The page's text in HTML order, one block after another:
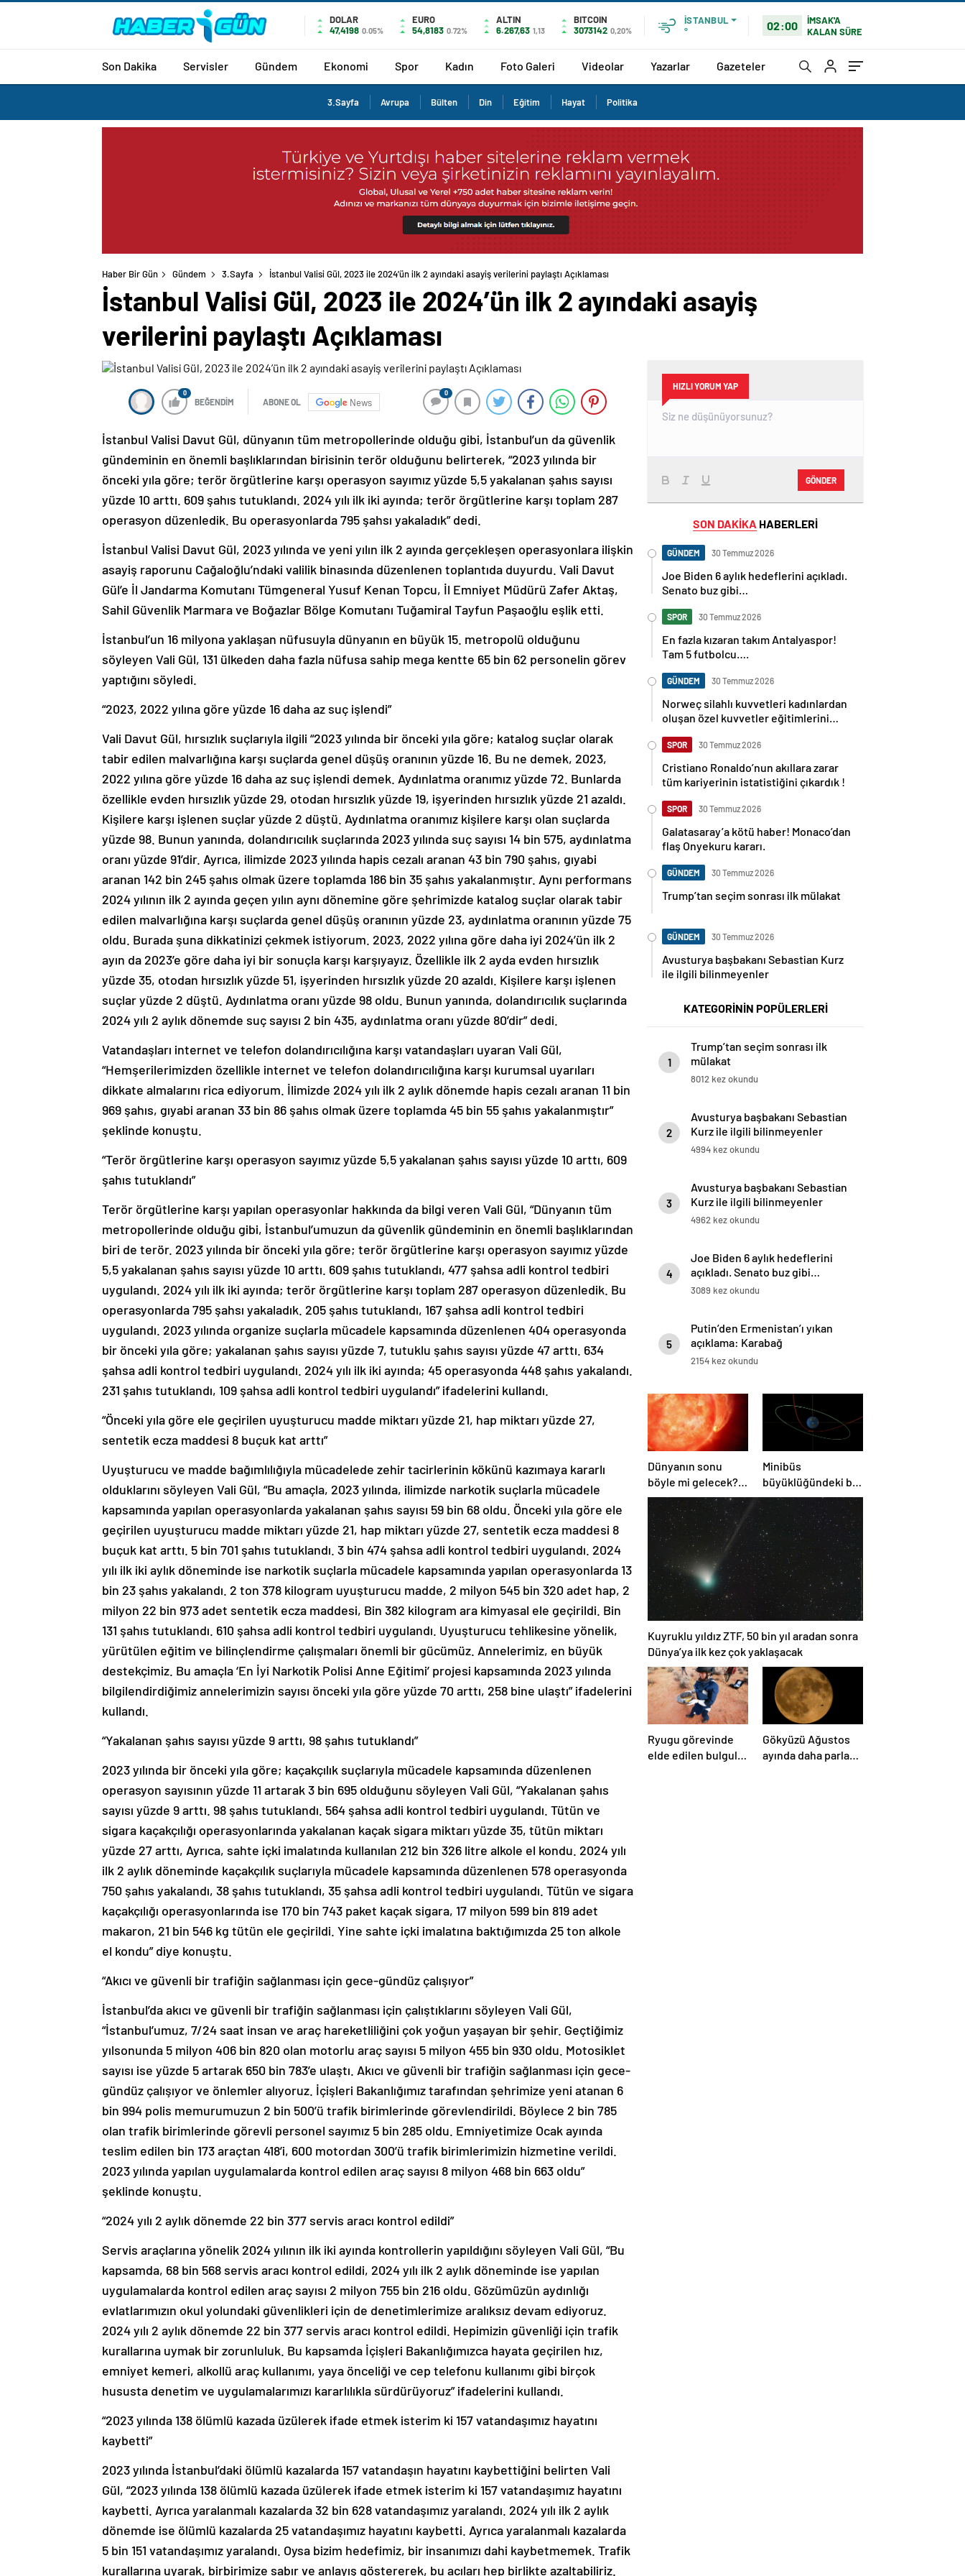
DOLAR
47,4198 0.05%
EURO
54,8183 0.72%
ALTIN
6.267,63 1,13
BITCOIN
3073142 0,20%
İSTANBUL
°
02:00
İMSAK'A
KALAN SÜRE
Son Dakika Servisler Gündem Ekonomi Spor Kadın Foto Galeri Videolar Yazarlar Gazeteler
3.Sayfa Avrupa Bülten Din Eğitim Hayat Politika
Haber Bir Gün Gündem 3.Sayfa İstanbul Valisi Gül, 2023 ile 2024’ün ilk 2 ayındaki asayiş verilerini paylaştı Açıklaması
İstanbul Valisi Gül, 2023 ile 2024’ün ilk 2 ayındaki asayiş
verilerini paylaştı Açıklaması
0
BEĞENDİM ABONE OL News
0
İstanbul Valisi Davut Gül, dünyanın tüm metropollerinde olduğu gibi, İstanbul’un da güvenlik
gündeminin en önemli başlıklarından birisinin terör olduğunu belirterek, “2023 yılında bir
önceki yıla göre; terör örgütlerine karşı operasyon sayımız yüzde 5,5 yakalanan şahıs sayısı
yüzde 10 arttı. 609 şahıs tutuklandı. 2024 yılı ilk iki ayında; terör örgütlerine karşı toplam 287
operasyon düzenledik. Bu operasyonlarda 795 şahsı yakaladık” dedi.
İstanbul Valisi Davut Gül, 2023 yılında ve yeni yılın ilk 2 ayında gerçekleşen operasyonlara ilişkin
asayiş raporunu Cağaloğlu’ndaki valilik binasında düzenlenen toplantıda duyurdu. Vali Davut
Gül’e İl Jandarma Komutanı Tümgeneral Yusuf Kenan Topcu, İl Emniyet Müdürü Zafer Aktaş,
Sahil Güvenlik Marmara ve Boğazlar Bölge Komutanı Tuğamiral Tayfun Paşaoğlu eşlik etti.
İstanbul’un 16 milyona yaklaşan nüfusuyla dünyanın en büyük 15. metropolü olduğunu
söyleyen Vali Gül, 131 ülkeden daha fazla nüfusa sahip mega kentte 65 bin 62 personelin görev
yaptığını söyledi.
“2023, 2022 yılına göre yüzde 16 daha az suç işlendi”
Vali Davut Gül, hırsızlık suçlarıyla ilgili “2023 yılında bir önceki yıla göre; katalog suçlar olarak
tabir edilen malvarlığına karşı suçlarda genel düşüş oranının yüzde 16. Bu ne demek, 2023,
2022 yılına göre yüzde 16 daha az suç işlendi demek. Aydınlatma oranımız yüzde 72. Bunlarda
özellikle evden hırsızlık yüzde 29, otodan hırsızlık yüzde 19, işyerinden hırsızlık yüzde 21 azaldı.
Kişilere karşı işlenen suçlar yüzde 2 düştü. Aydınlatma oranımız kişilere karşı olan suçlarda
yüzde 98. Bunun yanında, dolandırıcılık suçlarında 2023 yılında suç sayısı 14 bin 575, aydınlatma
oranı yüzde 91’dir. Ayrıca, ilimizde 2023 yılında hapis cezalı aranan 43 bin 790 şahıs, gıyabi
aranan 142 bin 245 şahıs olmak üzere toplamda 186 bin 35 şahıs yakalanmıştır. Aynı performans
2024 yılının ilk 2 ayında geçen yılın aynı dönemine göre şehrimizde katalog suçlar olarak tabir
edilen malvarlığına karşı suçlarda genel düşüş oranının yüzde 23, aydınlatma oranının yüzde 75
oldu. Burada şuna dikkatinizi çekmek istiyorum. 2023, 2022 yılına göre daha iyi 2024’ün ilk 2
ayın da 2023’e göre daha iyi bir sonuçla karşı karşıyayız. Özellikle ilk 2 ayda evden hırsızlık
yüzde 35, otodan hırsızlık yüzde 51, işyerinden hırsızlık yüzde 20 azaldı. Kişilere karşı işlenen
suçlar yüzde 2 düştü. Aydınlatma oranı yüzde 98 oldu. Bunun yanında, dolandırıcılık suçlarında
2024 yılı 2 aylık dönemde suç sayısı 2 bin 435, aydınlatma oranı yüzde 80’dir” dedi.
Vatandaşları internet ve telefon dolandırıcılığına karşı vatandaşları uyaran Vali Gül,
“Hemşerilerimizden özellikle internet ve telefon dolandırıcılığına karşı kurumsal uyarıları
dikkate almalarını rica ediyorum. İlimizde 2024 yılı ilk 2 aylık dönemde hapis cezalı aranan 11 bin
969 şahıs, gıyabi aranan 33 bin 86 şahıs olmak üzere toplamda 45 bin 55 şahıs yakalanmıştır”
şeklinde konuştu.
“Terör örgütlerine karşı operasyon sayımız yüzde 5,5 yakalanan şahıs sayısı yüzde 10 arttı, 609
şahıs tutuklandı”
Terör örgütlerine karşı yapılan operasyonlar hakkında da bilgi veren Vali Gül, “Dünyanın tüm
metropollerinde olduğu gibi, İstanbul’umuzun da güvenlik gündeminin en önemli başlıklarından
biri de terör. 2023 yılında bir önceki yıla göre; terör örgütlerine karşı operasyon sayımız yüzde
5,5 yakalanan şahıs sayısı yüzde 10 arttı. 609 şahıs tutuklandı, 477 şahsa adli kontrol tedbiri
uygulandı. 2024 yılı ilk iki ayında; terör örgütlerine karşı toplam 287 operasyon düzenledik. Bu
operasyonlarda 795 şahsı yakaladık. 205 şahıs tutuklandı, 167 şahsa adli kontrol tedbiri
uygulandı. 2023 yılında organize suçlarla mücadele kapsamında düzenlenen 404 operasyonda
bir önceki yıla göre; yakalanan şahıs sayısı yüzde 7, tutuklu şahıs sayısı yüzde 47 arttı. 634
şahsa adli kontrol tedbiri uygulandı. 2024 yılı ilk iki ayında; 45 operasyonda 448 şahıs yakalandı.
231 şahıs tutuklandı, 109 şahsa adli kontrol tedbiri uygulandı” ifadelerini kullandı.
“Önceki yıla göre ele geçirilen uyuşturucu madde miktarı yüzde 21, hap miktarı yüzde 27,
sentetik ecza maddesi 8 buçuk kat arttı”
Uyuşturucu ve madde bağımlılığıyla mücadelede zehir tacirlerinin kökünü kazımaya kararlı
olduklarını söyleyen Vali Gül, “Bu amaçla, 2023 yılında, ilimizde narkotik suçlarla mücadele
kapsamında yapılan operasyonlarda yakalanan şahıs sayısı 59 bin 68 oldu. Önceki yıla göre ele
geçirilen uyuşturucu madde miktarı yüzde 21, hap miktarı yüzde 27, sentetik ecza maddesi 8
buçuk kat arttı. 5 bin 701 şahıs tutuklandı. 3 bin 474 şahsa adli kontrol tedbiri uygulandı. 2024
yılı ilk iki aylık döneminde ise narkotik suçlarla mücadele kapsamında yapılan operasyonlarda 13
bin 23 şahıs yakalandı. 2 ton 378 kilogram uyuşturucu madde, 2 milyon 545 bin 320 adet hap, 2
milyon 22 bin 973 adet sentetik ecza maddesi, Bin 382 kilogram ara kimyasal ele geçirildi. Bin
131 şahıs tutuklandı. 610 şahsa adli kontrol tedbiri uygulandı. Uyuşturucu tehlikesine yönelik,
yürütülen eğitim ve bilinçlendirme çalışmaları önemli bir gücümüz. Annelerimiz, en büyük
destekçimiz. Bu amaçla ‘En İyi Narkotik Polisi Anne Eğitimi’ projesi kapsamında 2023 yılında
bilgilendirdiğimiz annelerimizin sayısı önceki yıla göre yüzde 70 arttı, 258 bine ulaştı” ifadelerini
kullandı.
“Yakalanan şahıs sayısı yüzde 9 arttı, 98 şahıs tutuklandı”
2023 yılında bir önceki yıla göre; kaçakçılık suçlarıyla mücadele kapsamında düzenlenen
operasyon sayısının yüzde 11 artarak 3 bin 695 olduğunu söyleyen Vali Gül, “Yakalanan şahıs
sayısı yüzde 9 arttı. 98 şahıs tutuklandı. 564 şahsa adli kontrol tedbiri uygulandı. Tütün ve
sigara kaçakçılığı operasyonlarında yakalanan kaçak sigara miktarı yüzde 35, tütün miktarı
yüzde 27 arttı, Ayrıca, sahte içki imalatında kullanılan 212 bin 326 litre alkole el kondu. 2024 yılı
ilk 2 aylık döneminde kaçakçılık suçlarıyla mücadele kapsamında düzenlenen 578 operasyonda
750 şahıs yakalandı, 38 şahıs tutuklandı, 35 şahsa adli kontrol tedbiri uygulandı. Tütün ve sigara
kaçakçılığı operasyonlarında ise 170 bin 743 paket kaçak sigara, 17 milyon 599 bin 819 adet
makaron, 21 bin 546 kg tütün ele geçirildi. Yine sahte içki imalatına baktığımızda 25 ton alkole
el kondu” diye konuştu.
“Akıcı ve güvenli bir trafiğin sağlanması için gece-gündüz çalışıyor”
İstanbul’da akıcı ve güvenli bir trafiğin sağlanması için çalıştıklarını söyleyen Vali Gül,
“İstanbul’umuz, 7/24 saat insan ve araç hareketliliğini çok yoğun yaşayan bir şehir. Geçtiğimiz
yılsonunda 5 milyon 406 bin 820 olan motorlu araç sayısı 5 milyon 455 bin 930 oldu. Motosiklet
sayısı ise yüzde 5 artarak 650 bin 783’e ulaştı. Akıcı ve güvenli bir trafiğin sağlanması için gece-
gündüz çalışıyor ve önlemler alıyoruz. İçişleri Bakanlığımız tarafından şehrimize yeni atanan 6
bin 994 polis memurumuzun 2 bin 500’ü trafik birimlerinde görevlendirildi. Böylece 2 bin 785
olan trafik birimlerinde görevli personel sayımız 5 bin 285 oldu. Emniyetimize Ocak ayında
teslim edilen bin 173 araçtan 418’i, 600 motordan 300’ü trafik birimlerimizin hizmetine verildi.
2023 yılında yapılan uygulamalarda kontrol edilen araç sayısı 8 milyon 468 bin 663 oldu”
şeklinde konuştu.
“2024 yılı 2 aylık dönemde 22 bin 377 servis aracı kontrol edildi”
Servis araçlarına yönelik 2024 yılının ilk iki ayında kontrollerin yapıldığını söyleyen Vali Gül, “Bu
kapsamda, 68 bin 568 servis aracı kontrol edildi, 2024 yılı ilk 2 aylık döneminde ise yapılan
uygulamalarda kontrol edilen araç sayısı 2 milyon 755 bin 216 oldu. Gözümüzün aydınlığı
evlatlarımızın okul yolundaki güvenlikleri için de denetimlerimize aralıksız devam ediyoruz.
2024 yılı 2 aylık dönemde 22 bin 377 servis aracı kontrol edildi. Hepimizin güvenliği için trafik
kurallarına uymak bir zorunluluk. Bu kapsamda İçişleri Bakanlığımızca hayata geçirilen hız,
emniyet kemeri, alkollü araç kullanımı, yaya önceliği ve cep telefonu kullanımı gibi birçok
hususta denetim ve uygulamalarımızı kararlılıkla sürdürüyoruz” ifadelerini kullandı.
“2023 yılında 138 ölümlü kazada üzülerek ifade etmek isterim ki 157 vatandaşımız hayatını
kaybetti”
2023 yılında İstanbul’daki ölümlü kazalarda 157 vatandaşın hayatını kaybettiğini belirten Vali
Gül, “2023 yılında 138 ölümlü kazada üzülerek ifade etmek isterim ki 157 vatandaşımız hayatını
kaybetti. Ayrıca yaralanmalı kazalarda 32 bin 628 vatandaşımız yaralandı. 2024 yılı ilk 2 aylık
dönemde ise ölümlü kazalarda 25 vatandaşımız hayatını kaybetti. Ayrıca yaralanmalı kazalarda
5 bin 151 vatandaşımız yaralandı. Oysa bizim hedefimiz, bir insanımızı dahi kaybetmemek. Trafik
kurallarına uyarak, birbirimize sabır ve anlayış göstererek, bu acıları hep birlikte azaltabiliriz.
HIZLI YORUM YAP
GÖNDER
SON DAKİKA HABERLERİ
GÜNDEM 30 Temmuz 2026
Joe Biden 6 aylık hedeflerini açıkladı.
Senato buz gibi…
SPOR 30 Temmuz 2026
En fazla kızaran takım Antalyaspor!
Tam 5 futbolcu….
GÜNDEM 30 Temmuz 2026
Norweç silahlı kuvvetleri kadınlardan
oluşan özel kuvvetler eğitimlerini
SPOR 30 Temmuz 2026
Cristiano Ronaldo’nun akıllara zarar
tüm kariyerinin istatistiğini çıkardık !
SPOR 30 Temmuz 2026
Galatasaray’a kötü haber! Monaco’dan
flaş Onyekuru kararı.
GÜNDEM 30 Temmuz 2026
Trump’tan seçim sonrası ilk mülakat
GÜNDEM 30 Temmuz 2026
Avusturya başbakanı Sebastian Kurz
ile ilgili bilinmeyenler
KATEGORİNİN POPÜLERLERİ
1
Trump’tan seçim sonrası ilk
mülakat
8012 kez okundu
2
Avusturya başbakanı Sebastian
Kurz ile ilgili bilinmeyenler
4994 kez okundu
3
Avusturya başbakanı Sebastian
Kurz ile ilgili bilinmeyenler
4962 kez okundu
4
Joe Biden 6 aylık hedeflerini
açıkladı. Senato buz gibi…
3089 kez okundu
5
Putin’den Ermenistan’ı yıkan
açıklama: Karabağ
Azerbaycan’ın ayrılmaz bir
2154 kez okundu
Dünyanın sonu
böyle mi gelecek?
Gök bilimciler ilk
kez sönen yıldızın
gezegeni
yutmasına tanık
oldu
Minibüs
büyüklüğündeki bir
asteroit Dünya’yı
‘sıyırdı’ geçti
Kuyruklu yıldız ZTF, 50 bin yıl aradan sonra
Dünya’ya ilk kez çok yaklaşacak
Ryugu görevinde
elde edilen bulgular
Gökyüzü Ağustos
ayında daha parlak: